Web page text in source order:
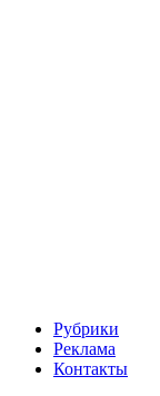
Рубрики
Реклама
Контакты